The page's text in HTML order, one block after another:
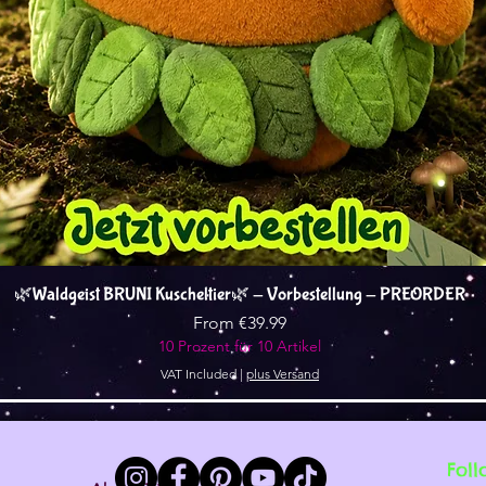
Quick View
🌿Waldgeist BRUNI Kuscheltier🌿 - Vorbestellung - PREORDER
From €39.99
Sale Price
10 Prozent für 10 Artikel
VAT Included| plus Versand